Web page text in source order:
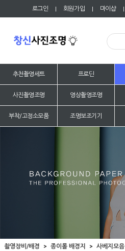
로그인 | 회원가입 | 마이샵 |
추천촬영세트 프로딘
사진촬영조명 영상촬영조명
부착/고정소모품 조명보조기기
촬영장비/배경 종이롤 배경지
사베지모음